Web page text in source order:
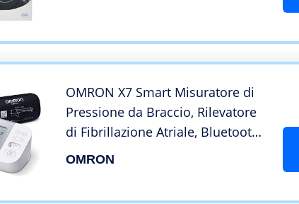
OMRON X7 Smart Misuratore di
Pressione da Braccio, Rilevatore
di Fibrillazione Atriale, Bluetooth
e Bracciale Intelli Wrap, Bianco
OMRON